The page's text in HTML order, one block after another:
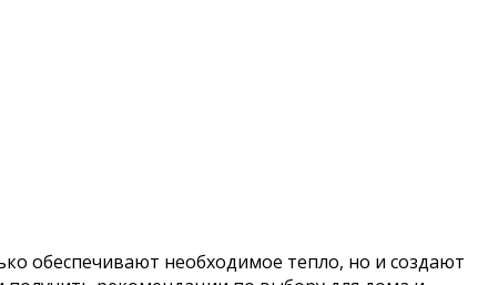
обеспечивают необходимое тепло, но и создают